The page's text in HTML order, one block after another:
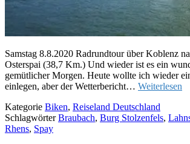
Samstag 8.8.2020 Radrundtour über Koblenz
Osterspai (38,7 Km.) Und wieder ist es ein
gemütlicher Morgen. Heute wollte ich wieder
einlegen, aber der Wetterbericht… Weiterlesen
Kategorie Biken, Reiseland Deutschland
SchlagwörterBraubach, Burg Stolzenfels,
Rhens, Spay